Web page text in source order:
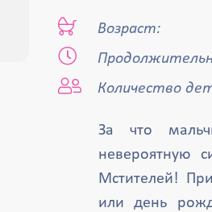
Возраст:
Количество
За что
невероятную
Мстителей!
или день